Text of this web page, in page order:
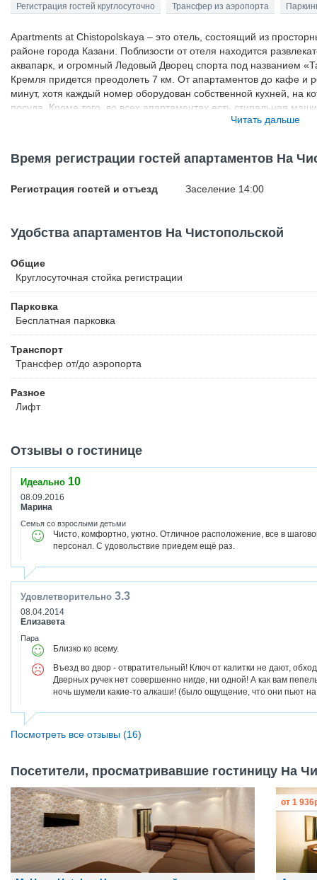
Регистрация гостей круглосуточно Трансфер из аэропорта
Apartments at Chistopolskaya – это отель, состоящий из
районе города Казани. Поблизости от отеля находится
аквапарк, и огромный Ледовый Дворец спорта под названием
Кремля придется преодолеть 7 км. От апартаментов до кафе и
минут, хотя каждый номер оборудован собственной кухней, на
посуда. Кроме того, во всех апартаментах есть стиральная
комнаты с полным набором туалетно-косметическихЧитать дальше
Время регистрации гостей апартаментов На
Регистрация гостей и отъезд Заселение 14:00
Удобства апартаментов На Чистопольской
Общие
Круглосуточная стойка регистрации
Парковка
Бесплатная парковка
Транспорт
Трансфер от/до аэропорта
Разное
Лифт
Отзывы о гостинице
Идеально 10
08.09.2016
Марина
Семья со взрослыми детьми
Чисто, комфортно, уютно. Отличное расположение, все в
персонал. С удовольствие приедем ещё раз.
Удовлетворительно 3.3
08.04.2014
Елизавета
Пара
Близко ко всему.
Въезд во двор - отвратительный! Ключ от калитки не дают,
Дверных ручек нет совершенно нигде, ни одной! А как вам
ночь шумели какие-то алкаши! (было ощущение, что они пьют
Посмотреть все отзывы (16)
Посетители, просматривавшие гостиницу На
от 1 936